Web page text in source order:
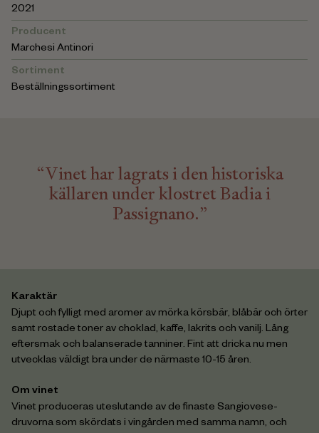
2021
Producent
Marchesi Antinori
Sortiment
Beställningssortiment
“Vinet har lagrats i den historiska
källaren under klostret Badia i
Passignano.”
Karaktär
Djupt och fylligt med aromer av mörka körsbär, blåbär och örter
samt rostade toner av choklad, kaffe, lakrits och vanilj. Lång
eftersmak och balanserade tanniner. Fint att dricka nu men
utvecklas väldigt bra under de närmaste 10-15 åren.
Om vinet
Vinet produceras uteslutande av de finaste Sangiovese-
druvorna som skördats i vingården med samma namn, och